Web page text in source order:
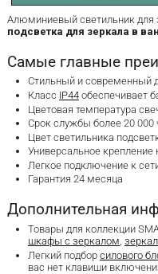
Алюминиевый светильник для
подсветка для зеркала в
Самые главные
Стильный и современный
Класс IP44обеспечивает
Цветовая температура
Срок службы более 20 000
Цвет светильника
Универсальное
Легкое подключение к
Гарантия 24 месяца
Дополнительная
Товары для коллекции
шкафы с зеркалом,
Легкий подбор силового
вас нет клавиши